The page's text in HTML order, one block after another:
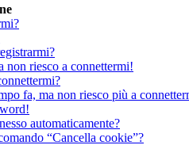
non riesco a connettermi!
fa, ma non riesco più a
automaticamente?
“Cancella cookie”?